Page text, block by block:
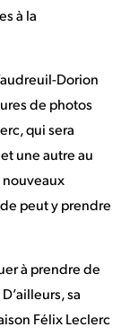
à la
Dorion
de photos
qui sera
une autre au
peut y prendre
à prendre de
sa
Félix Leclerc